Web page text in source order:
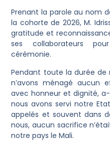
Prenant la parole au nom
la cohorte de 2026, M.
gratitude et
ses collaborateurs
cérémonie.
Pendant toute la durée de
n’avons ménagé aucun
avec honneur et dignité,
nous avons servi notre
appelés et souvent dans
nous, aucun sacrifice
notre pays le Mali.